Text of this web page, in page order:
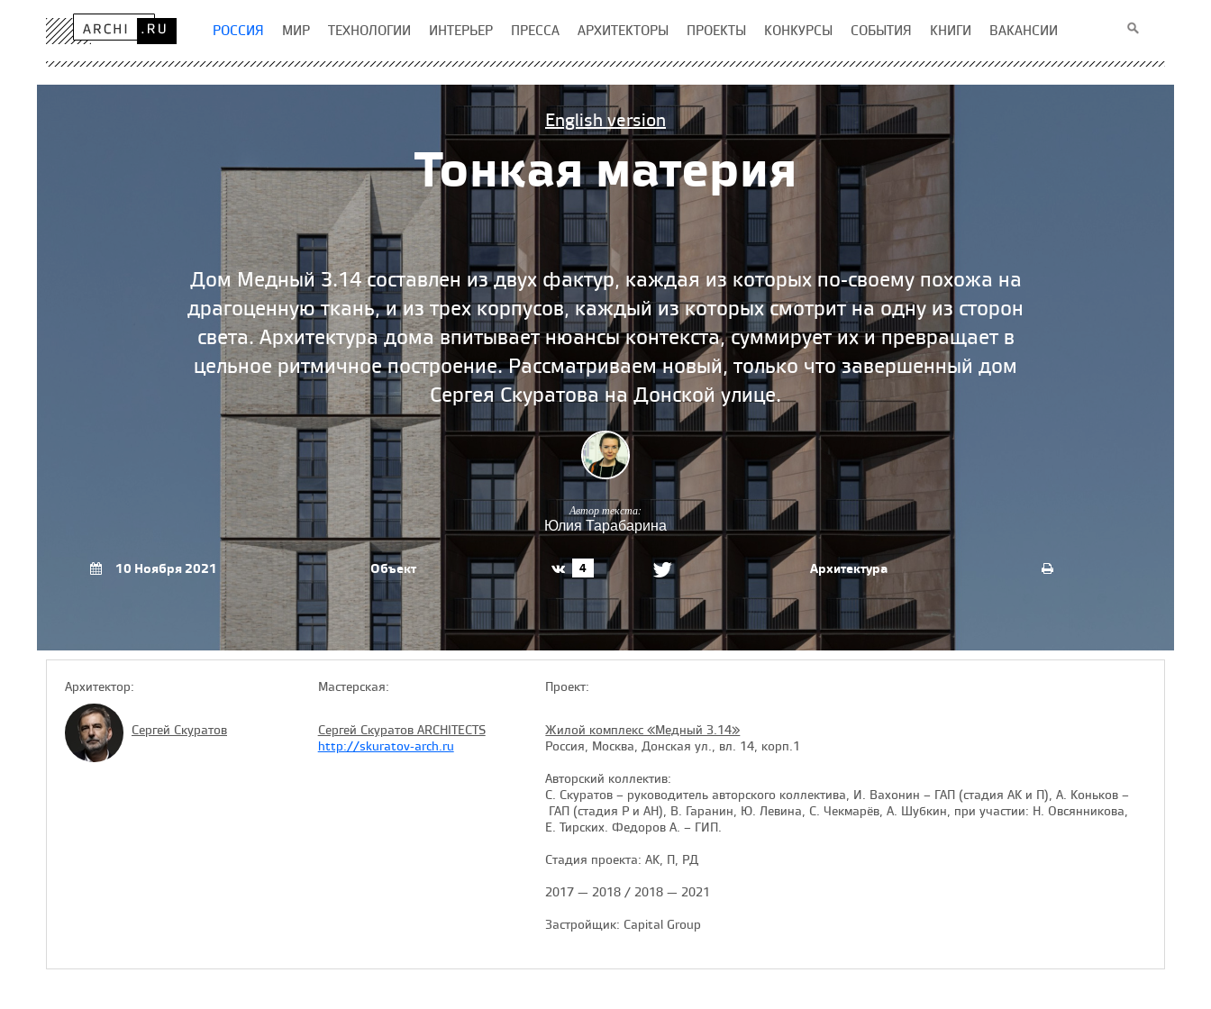
РОССИЯ МИР ТЕХНОЛОГИИ ИНТЕРЬЕР ПРЕССА АРХИТЕКТОРЫ ПРОЕКТЫ КОНКУРСЫ СОБЫТИЯ КНИГИ ВАКАНСИИ
English version
Тонкая материя
Дом Медный 3.14 составлен из двух фактур, каждая из которых по-своему похожа на
драгоценную ткань, и из трех корпусов, каждый из которых смотрит на одну из сторон
света. Архитектура дома впитывает нюансы контекста, суммирует их и превращает в
цельное ритмичное построение. Рассматриваем новый, только что завершенный дом
Сергея Скуратова на Донской улице.
Автор текста:
Юлия Тарабарина
10 Ноября 2021 Объект 4 Архитектура
Архитектор:
Сергей Скуратов
Мастерская:
Сергей Скуратов ARCHITECTS
http://skuratov-arch.ru
Проект:
Жилой комплекс «Медный 3.14»
Россия, Москва, Донская ул., вл. 14, корп.1
Авторский коллектив:
С. Скуратов – руководитель авторского коллектива, И. Вахонин – ГАП (стадия АК и П), А. Коньков –
ГАП (стадия Р и АН), В. Гаранин, Ю. Левина, С. Чекмарёв, А. Шубкин, при участии: Н. Овсянникова,
Е. Тирских. Федоров А. – ГИП.
Стадия проекта: АК, П, РД
2017 — 2018 / 2018 — 2021
Застройщик: Capital Group